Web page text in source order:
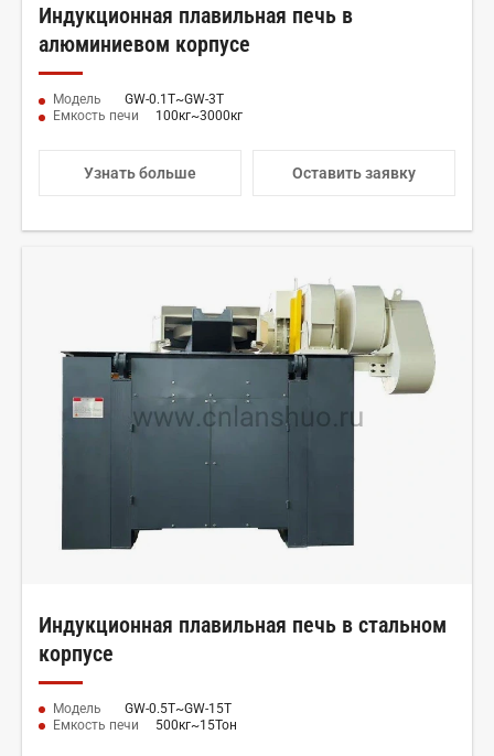
Индукционная плавильная печь в
алюминиевом корпусе
Модель
GW-0.1Т~GW-3Т
Емкость печи
100кг~3000кг
Узнать больше Оставить заявку
Индукционная плавильная печь в стальном
корпусе
Модель
GW-0.5Т~GW-15Т
Емкость печи
500кг~15Тон